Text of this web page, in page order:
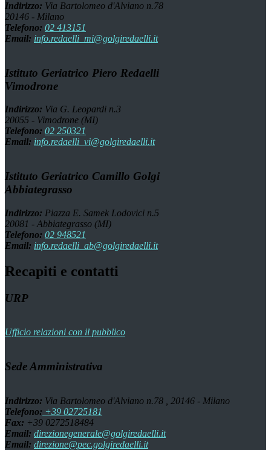
Indirizzo: Via Bartolomeo d'Alviano n.78
20146 - Milano
Telefono: 02 413151
Email: info.redaelli_mi@golgiredaelli.it
Istituto Geriatrico Piero Redaelli
Vimodrone
Indirizzo: Via G. Leopardi n.3
20055 - Vimodrone (MI)
Telefono: 02 250321
Email: info.redaelli_vi@golgiredaelli.it
Istituto Geriatrico Camillo Golgi
Abbiategrasso
Indirizzo: Piazza E. Samek Lodovici n.5
20081 - Abbiategrasso (MI)
Telefono: 02 948521
Email: info.redaelli_ab@golgiredaelli.it
Recapiti e contatti
URP
Ufficio relazioni con il pubblico
Sede Amministrativa
Indirizzo: Via Bartolomeo d'Alviano n.78 , 20146 - Milano
Telefono: +39 02725181
Fax: +39 0272518484
Email: direzionegenerale@golgiredaelli.it
Email: direzione@pec.golgiredaelli.it